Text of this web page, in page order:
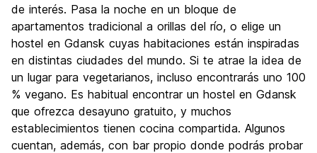
de interés. Pasa la noche en un bloque de
apartamentos tradicional a orillas del río, o elige un
hostel en Gdansk cuyas habitaciones están inspiradas
en distintas ciudades del mundo. Si te atrae la idea de
un lugar para vegetarianos, incluso encontrarás uno 100
% vegano. Es habitual encontrar un hostel en Gdansk
que ofrezca desayuno gratuito, y muchos
establecimientos tienen cocina compartida. Algunos
cuentan, además, con bar propio donde podrás probar